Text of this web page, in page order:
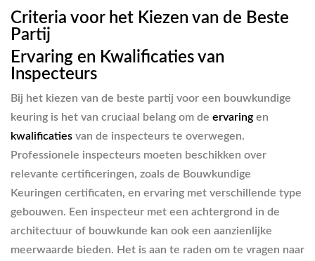
Criteria voor het Kiezen van de Beste
Partij
Ervaring en Kwalificaties van
Inspecteurs
Bij het kiezen van de beste partij voor een bouwkundige
keuring is het van cruciaal belang om de ervaring en
kwalificaties van de inspecteurs te overwegen.
Professionele inspecteurs moeten beschikken over
relevante certificeringen, zoals de Bouwkundige
Keuringen certificaten, en ervaring met verschillende type
gebouwen. Een inspecteur met een achtergrond in de
architectuur of bouwkunde kan ook een aanzienlijke
meerwaarde bieden. Het is aan te raden om te vragen naar